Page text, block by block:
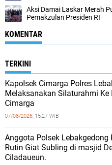
Aksi Damai Laskar Merah
Pemakzulan Presiden RI
KOMENTAR
TERKINI
Kapolsek Cimarga Polres
Melaksanakan Silaturahmi Ke
Cimarga
07/08/2026, 15:27 WIB
Anggota Polsek Lebakgedong
Rutin Giat Subling di masjid
Ciladaueun.